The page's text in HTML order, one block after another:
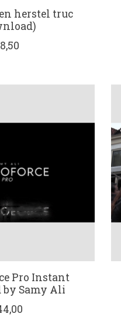
herstel truc
Pro Instant
by Samy Ali